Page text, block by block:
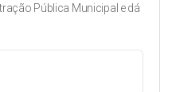
Pública Municipal e dá